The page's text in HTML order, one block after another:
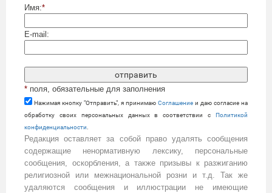
Имя:*
E-mail:
* поля, обязательные для заполнения
Нажимая кнопку "Отправить", я принимаю Cоглашение и даю согласие на
обработку своих персональных данных в соответствии с Политикой
конфиденциальности.
Редакция оставляет за собой право удалять сообщения
содержащие ненормативную лексику, персональные
сообщения, оскорбления, а также призывы к разжиганию
религиозной или межнациональной розни и т.д. Так же
удаляются сообщения и иллюстрации не имеющие